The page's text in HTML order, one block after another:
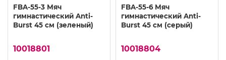
FBA-55-3 Мяч
гимнастический Anti-
Burst 45 см (зеленый)
10018801
FBA-55-6 Мяч
гимнастический Anti-
Burst 45 см (серый)
10018804